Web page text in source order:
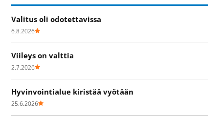
Valitus oli odotettavissa
6.8.2026
Viileys on valttia
2.7.2026
Hyvinvointialue kiristää vyötään
25.6.2026